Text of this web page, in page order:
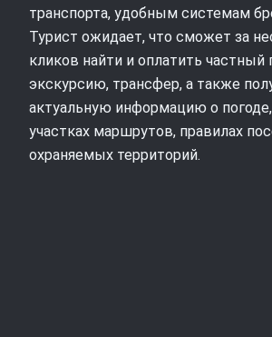
транспорта, удобным системам
Турист ожидает, что сможет за
кликов найти и оплатить частный
экскурсию, трансфер, а также
актуальную информацию о
участках маршрутов, правилах
охраняемых территорий.